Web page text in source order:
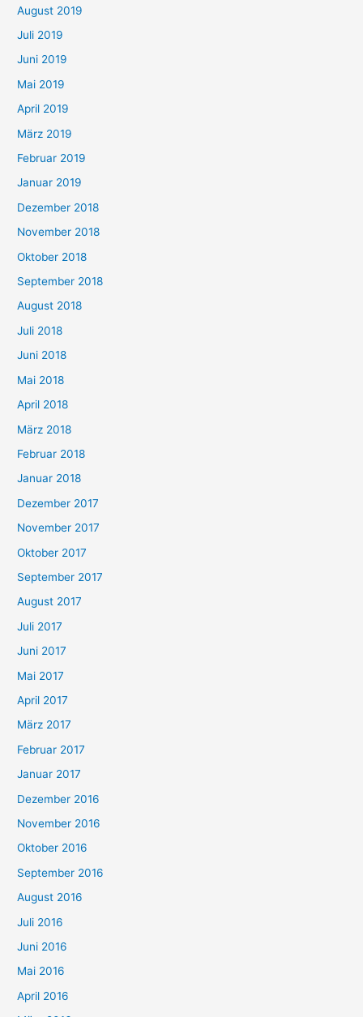
August 2019
Juli 2019
Juni 2019
Mai 2019
April 2019
März 2019
Februar 2019
Januar 2019
Dezember 2018
November 2018
Oktober 2018
September 2018
August 2018
Juli 2018
Juni 2018
Mai 2018
April 2018
März 2018
Februar 2018
Januar 2018
Dezember 2017
November 2017
Oktober 2017
September 2017
August 2017
Juli 2017
Juni 2017
Mai 2017
April 2017
März 2017
Februar 2017
Januar 2017
Dezember 2016
November 2016
Oktober 2016
September 2016
August 2016
Juli 2016
Juni 2016
Mai 2016
April 2016